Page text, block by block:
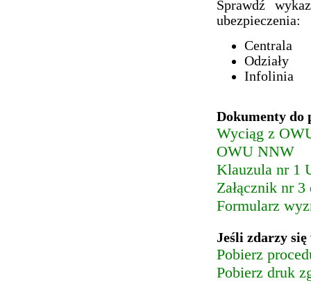
Sprawdź
ubezpieczenia:
Centrala
Odziały
Infolinia
Dokumenty do
Wyciąg z
OWU NNW
Klauzula nr 1
Załącznik nr
Formularz
Jeśli zdarzy
Pobierz
Pobierz druk